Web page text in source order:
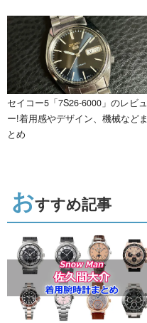
セイコー5「7S26-6000」のレビュ
ー!着用感やデザイン、機械などま
とめ
おすすめ記事